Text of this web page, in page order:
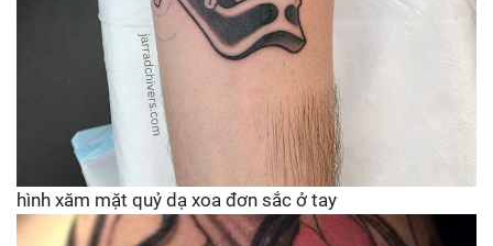
hình xăm mặt quỷ dạ xoa đơn sắc ở tay